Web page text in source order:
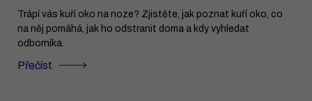
Trápí vás kuří oko na noze? Zjistěte, jak poznat kuří oko, co
na něj pomáhá, jak ho odstranit doma a kdy vyhledat
odborníka.
Přečíst